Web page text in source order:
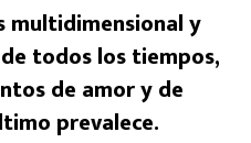
multidimensional y
todos los tiempos,
de amor y de
prevalece.